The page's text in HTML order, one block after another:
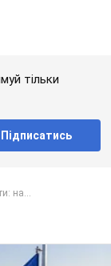
України та
про це не